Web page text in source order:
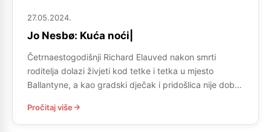
27.05.2024.
Jo Nesbø: Kuća noći|
Četrnaestogodišnji Richard Elauved nakon smrti
roditelja dolazi živjeti kod tetke i tetka u mjesto
Ballantyne, a kao gradski dječak i pridošlica nije dobro
prijatelj mu je jednako nepopularni Tom, koji tijekom
njihova druženja nestaje nakon što ga pojede –
Pročitaj više